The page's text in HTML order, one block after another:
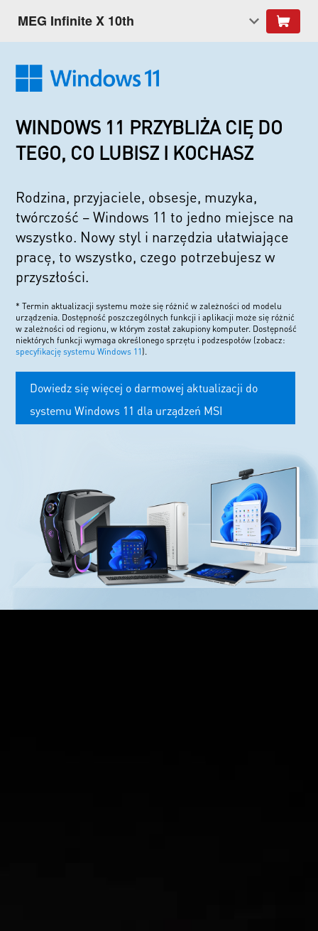
MEG Infinite X 10th
WINDOWS 11 PRZYBLIŻA CIĘ DO
TEGO, CO LUBISZ I KOCHASZ
Rodzina, przyjaciele, obsesje, muzyka,
twórczość – Windows 11 to jedno miejsce na
wszystko. Nowy styl i narzędzia ułatwiające
pracę, to wszystko, czego potrzebujesz w
przyszłości.
* Termin aktualizacji systemu może się różnić w zależności od modelu
urządzenia. Dostępność poszczególnych funkcji i aplikacji może się różnić
w zależności od regionu, w którym został zakupiony komputer. Dostępność
niektórych funkcji wymaga określonego sprzętu i podzespołów (zobacz:
specyfikację systemu Windows 11 ).
Dowiedz się więcej o darmowej aktualizacji do
systemu Windows 11 dla urządzeń MSI